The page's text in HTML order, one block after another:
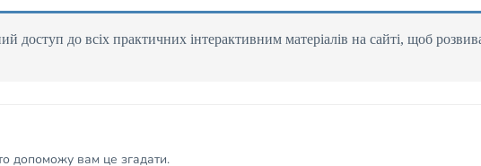
до всіх практичних інтерактивним матеріалів на сайті, щоб
допоможу вам це згадати.